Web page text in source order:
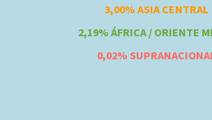
3,00% ASIA CENTRAL
2,19% ÁFRICA / ORIENTE
0,02%